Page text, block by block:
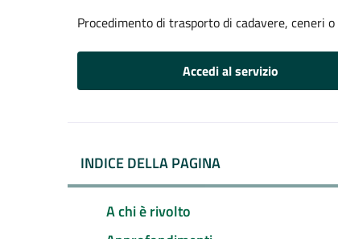
Procedimento di trasporto di cadavere, ceneri
Accedi al servizio
INDICE DELLA PAGINA
A chi è rivolto